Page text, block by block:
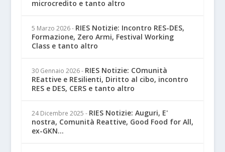
microcredito e tanto altro
5 Marzo 2026 - RIES Notizie: Incontro RES-DES,
Formazione, Zero Armi, Festival Working
Class e tanto altro
30 Gennaio 2026 - RIES Notizie: COmunità
REattive e REsilienti, Diritto al cibo, incontro
RES e DES, CERS e tanto altro
24 Dicembre 2025 - RIES Notizie: Auguri, E'
nostra, Comunità Reattive, Good Food for All,
ex-GKN...